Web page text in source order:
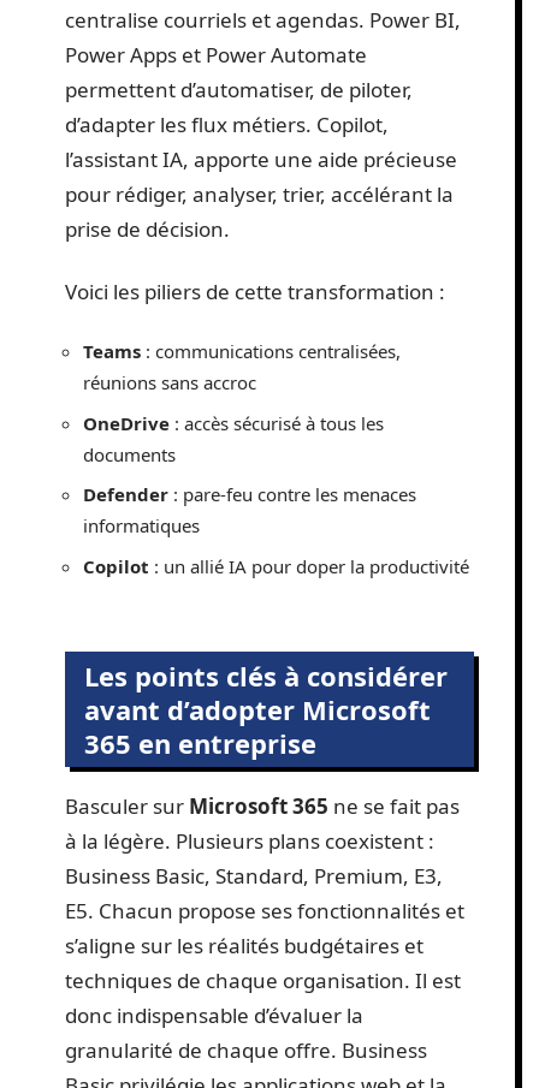
centralise courriels et agendas. Power BI,
Power Apps et Power Automate
permettent d’automatiser, de piloter,
d’adapter les flux métiers. Copilot,
l’assistant IA, apporte une aide précieuse
pour rédiger, analyser, trier, accélérant la
prise de décision.
Voici les piliers de cette transformation :
Teams : communications centralisées,
réunions sans accroc
OneDrive : accès sécurisé à tous les
documents
Defender : pare-feu contre les menaces
informatiques
Copilot : un allié IA pour doper la productivité
Les points clés à considérer
avant d’adopter Microsoft
365 en entreprise
Basculer sur Microsoft 365 ne se fait pas
à la légère. Plusieurs plans coexistent :
Business Basic, Standard, Premium, E3,
E5. Chacun propose ses fonctionnalités et
s’aligne sur les réalités budgétaires et
techniques de chaque organisation. Il est
donc indispensable d’évaluer la
granularité de chaque offre. Business